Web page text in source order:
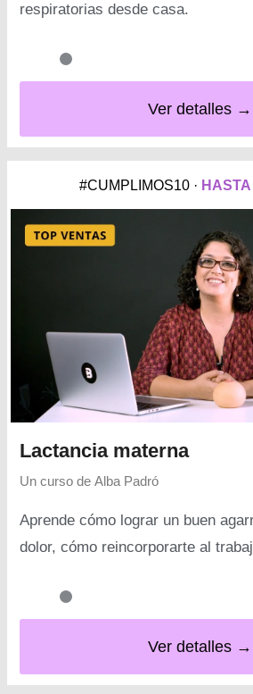
respiratorias desde casa.
Ver detalles →
#CUMPLIMOS10 ·
Lactancia materna
Un curso de Alba Padró
Aprende cómo lograr un buen
dolor, cómo reincorporarte al
Ver detalles →